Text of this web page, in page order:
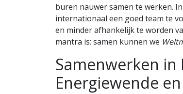
buren nauwer samen te werken.
internationaal een goed team te
en minder afhankelijk te worden
mantra is: samen kunnen we
Samenwerken in
Energiewende